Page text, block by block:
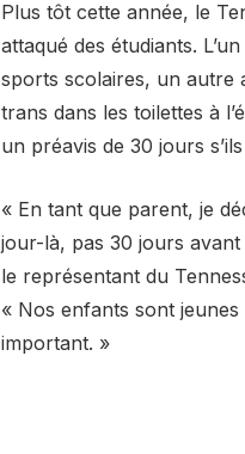
Plus tôt cette année, le
attaqué des étudiants.
sports scolaires, un autre
trans dans les toilettes à
un préavis de 30 jours
« En tant que parent, je
jour-là, pas 30 jours
le représentant du
« Nos enfants sont
important. »